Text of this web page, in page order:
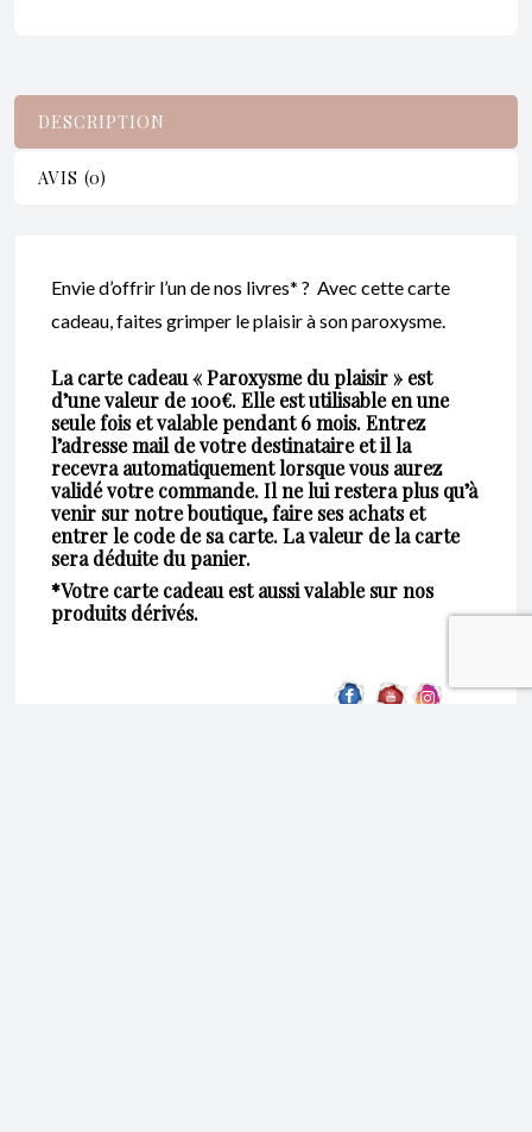
DESCRIPTION
AVIS (0)
Envie d’offrir l’un de nos livres* ? Avec cette carte
cadeau, faites grimper le plaisir à son paroxysme.
La carte cadeau « Paroxysme du plaisir » est
d’une valeur de 100€. Elle est utilisableen une
seule foiset valablependant 6 mois. Entrez
l’adresse mail de votre destinataire et il la
recevra automatiquement lorsque vous aurez
validé votre commande. Il ne lui restera plus qu’à
venir sur notre boutique, faire ses achats et
entrer le code de sa carte. La valeur de la carte
sera déduite du panier.
*Votre carte cadeau est aussi valable sur nos
produits dérivés.